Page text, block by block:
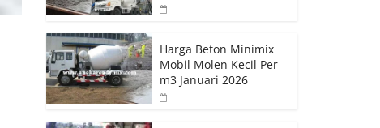
Harga Beton Minimix
Mobil Molen Kecil Per
m3 Januari 2026